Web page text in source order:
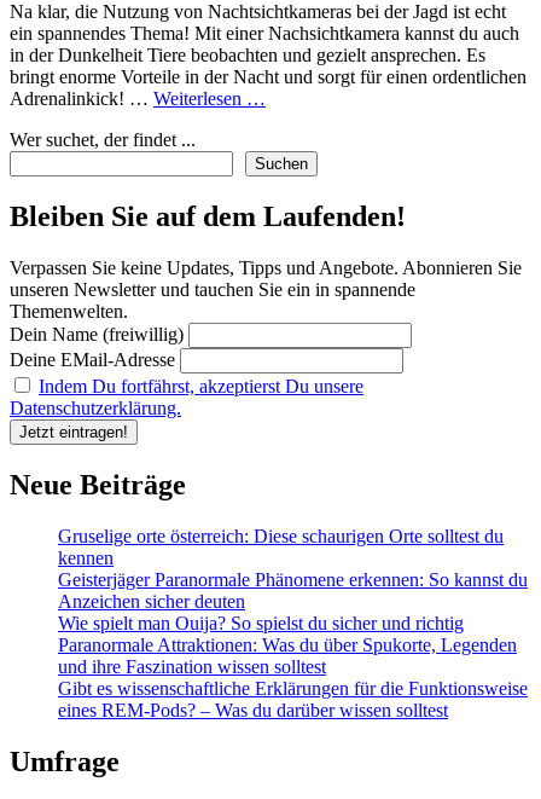
Na klar, die Nutzung von Nachtsichtkameras bei der Jagd ist echt
ein spannendes Thema! Mit einer Nachsichtkamera kannst du auch
in der Dunkelheit Tiere beobachten und gezielt ansprechen. Es
bringt enorme Vorteile in der Nacht und sorgt für einen ordentlichen
Adrenalinkick! … Weiterlesen …
über
Jagd
wissen
Tipps
und
Nacht!
Wer suchet, der findet ...
Suchen
Bleiben Sie auf dem Laufenden!
Verpassen Sie keine Updates, Tipps und Angebote. Abonnieren Sie
unseren Newsletter und tauchen Sie ein in spannende
Themenwelten.
Dein Name (freiwillig)
Deine EMail-Adresse
Indem Du fortfährst, akzeptierst Du unsere
Datenschutzerklärung.
Neue Beiträge
Gruselige orte österreich: Diese schaurigen Orte solltest du
kennen
Geisterjäger Paranormale Phänomene erkennen: So kannst du
Anzeichen sicher deuten
Wie spielt man Ouija? So spielst du sicher und richtig
Paranormale Attraktionen: Was du über Spukorte, Legenden
und ihre Faszination wissen solltest
Gibt es wissenschaftliche Erklärungen für die Funktionsweise
eines REM-Pods? – Was du darüber wissen solltest
Umfrage